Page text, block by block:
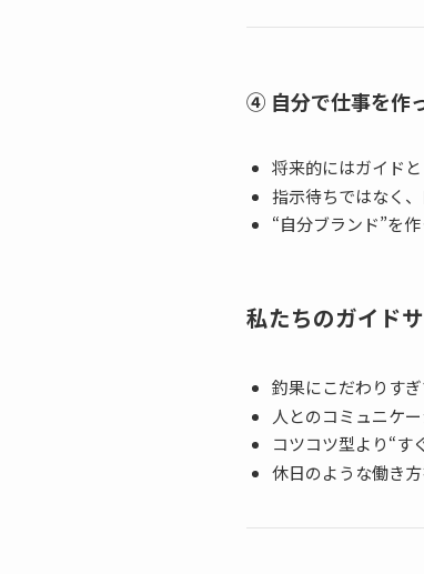
④ 自分で仕事を作
将来的にはガイド
指示待ちではなく
“自分ブランド”を
私たちのガイド
釣果にこだわりす
人とのコミュニケ
コツコツ型より“す
休日のような働き